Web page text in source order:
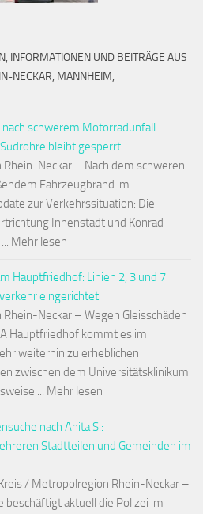
INFORMATIONEN UND BEITRÄGE AUS
NECKAR, MANNHEIM,
schwerem Motorradunfall
bleibt gesperrt
Neckar – Nach dem schweren
Fahrzeugbrand im
zur Verkehrssituation: Die
Innenstadt und Konrad-
Mehr lesen
Hauptfriedhof: Linien 2, 3 und 7
eingerichtet
Neckar – Wegen Gleisschäden
Hauptfriedhof kommt es im
weiterhin zu erheblichen
zwischen dem Universitätsklinikum
... Mehr lesen
nach Anita S.:
Stadtteilen und Gemeinden im
/ Metropolregion Rhein-Neckar –
beschäftigt aktuell die Polizei im